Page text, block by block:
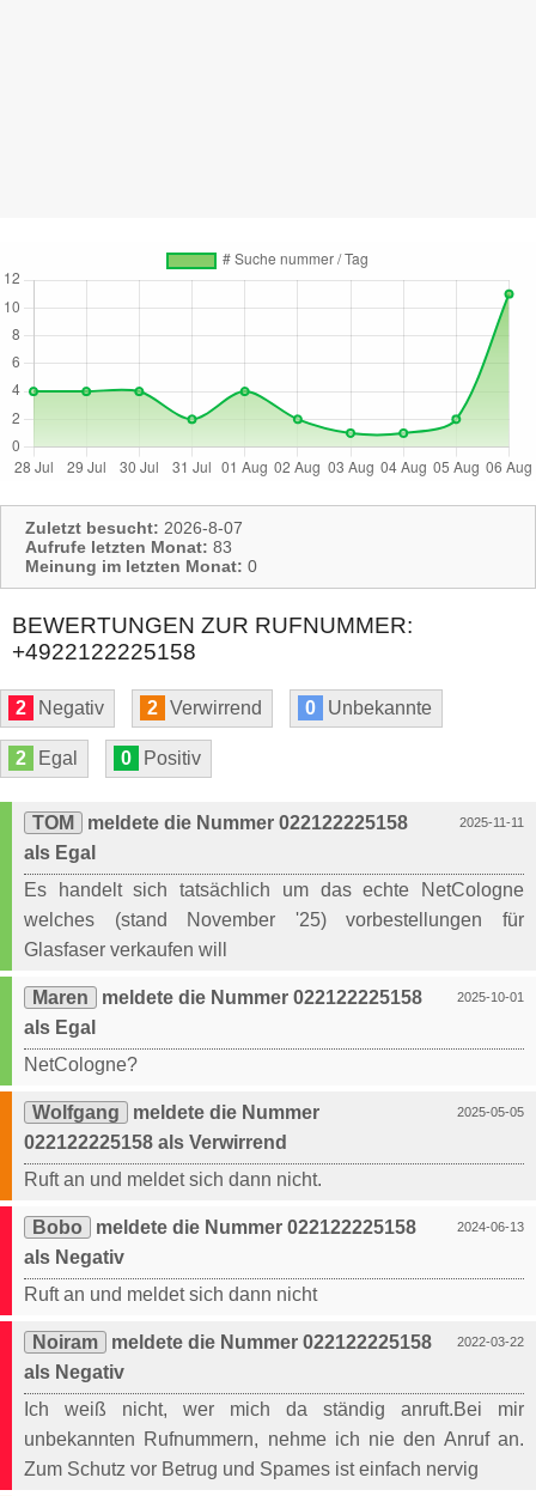
Zuletzt besucht: 2026-8-07
Aufrufe letzten Monat: 83
Meinung im letzten Monat: 0
BEWERTUNGEN ZUR RUFNUMMER:
+4922122225158
2 Negativ 2 Verwirrend 0 Unbekannte
2 Egal 0 Positiv
2025-11-11
TOM
meldete die Nummer 022122225158
als Egal
Es handelt sich tatsächlich um das echte NetCologne
welches (stand November '25) vorbestellungen für
Glasfaser verkaufen will
2025-10-01
Maren
meldete die Nummer 022122225158
als Egal
NetCologne?
2025-05-05
Wolfgang
meldete die Nummer
022122225158 als Verwirrend
Ruft an und meldet sich dann nicht.
2024-06-13
Bobo
meldete die Nummer 022122225158
als Negativ
Ruft an und meldet sich dann nicht
2022-03-22
Noiram
meldete die Nummer 022122225158
als Negativ
Ich weiß nicht, wer mich da ständig anruft.Bei mir
unbekannten Rufnummern, nehme ich nie den Anruf an.
Zum Schutz vor Betrug und Spames ist einfach nervig